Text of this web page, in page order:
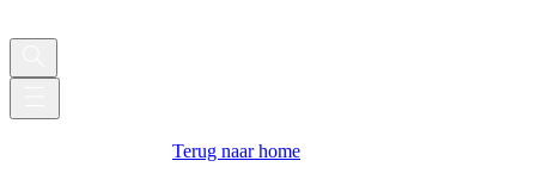
Terug naar home